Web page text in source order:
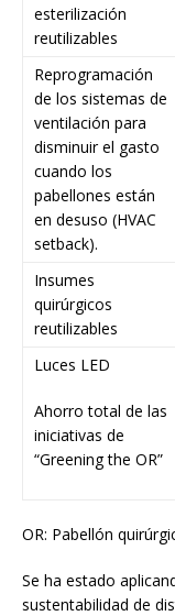
esterilización
reutilizables
Reprogramación
de los sistemas de
ventilación para
disminuir el gasto
cuando los
pabellones están
en desuso (HVAC
setback).
Insumes
quirúrgicos
reutilizables
Luces LED
Ahorro total de las
iniciativas de
“Greening the OR”
OR: Pabellón
Se ha estado
sustentabilidad de